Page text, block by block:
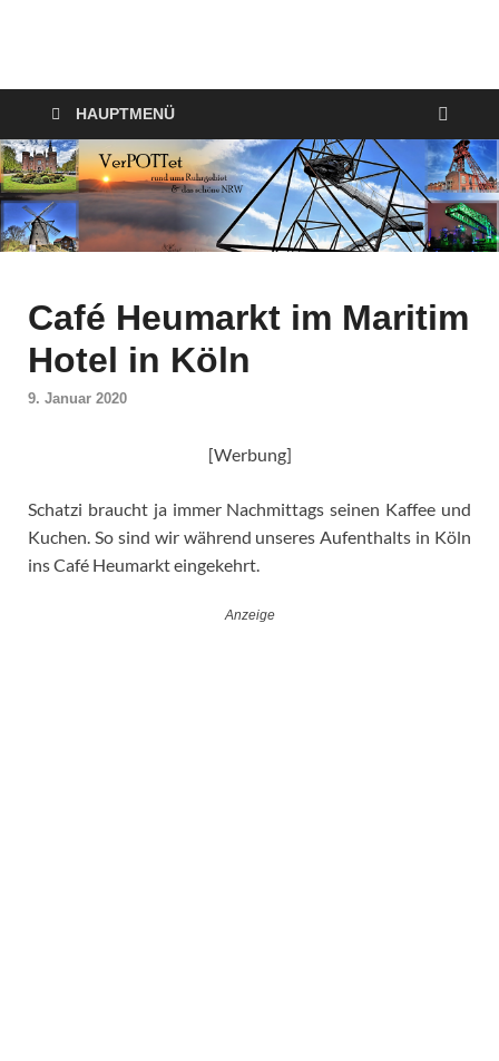
VerPOTTet
HAUPTMENÜ
Café Heumarkt im Maritim
Hotel in Köln
9. Januar 2020
[Werbung]
Schatzi braucht ja immer Nachmittags seinen Kaffee und
Kuchen. So sind wir während unseres Aufenthalts in Köln
ins Café Heumarkt eingekehrt.